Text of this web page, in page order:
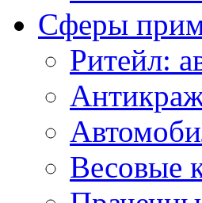
Сферы
Ритейл:
Весовые